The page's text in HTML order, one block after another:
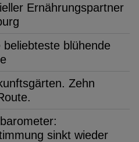
Ernährungspartner
beliebteste blühende
Zehn
sinkt wieder